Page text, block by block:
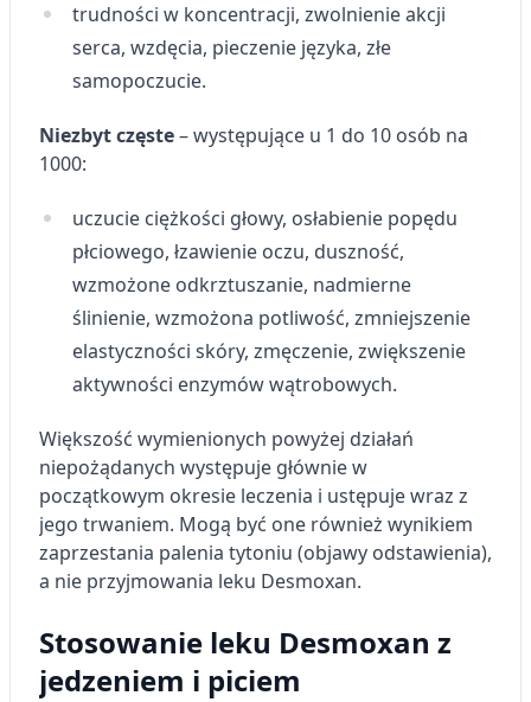
trudności w koncentracji, zwolnienie akcji
serca, wzdęcia, pieczenie języka, złe
samopoczucie.
Niezbyt częste– występujące u 1 do 10 osób na
1000:
uczucie ciężkości głowy, osłabienie popędu
płciowego, łzawienie oczu, duszność,
wzmożone odkrztuszanie, nadmierne
ślinienie, wzmożona potliwość, zmniejszenie
elastyczności skóry, zmęczenie, zwiększenie
aktywności enzymów wątrobowych.
Większość wymienionych powyżej działań
niepożądanych występuje głównie w
początkowym okresie leczenia i ustępuje wraz z
jego trwaniem. Mogą być one również wynikiem
zaprzestania palenia tytoniu (objawy odstawienia),
a nie przyjmowania leku Desmoxan.
Stosowanie leku Desmoxan z
jedzeniem i piciem
Pomiar efektywności treści
Rozumienie odbiorców dzięki statystyce lub
kombinacji danych z różnych źródeł
Rozwój i ulepszanie usług
wyboru treści
Funkcje specjalne IAB:
Użycie dokładnych danych
geolokalizacyjnych
Identyfikowanie urządzeń na podstawie
aktywnie żądanych informacji
Niezbędne
Wydajność (Performance)
Reklama / śledzenie